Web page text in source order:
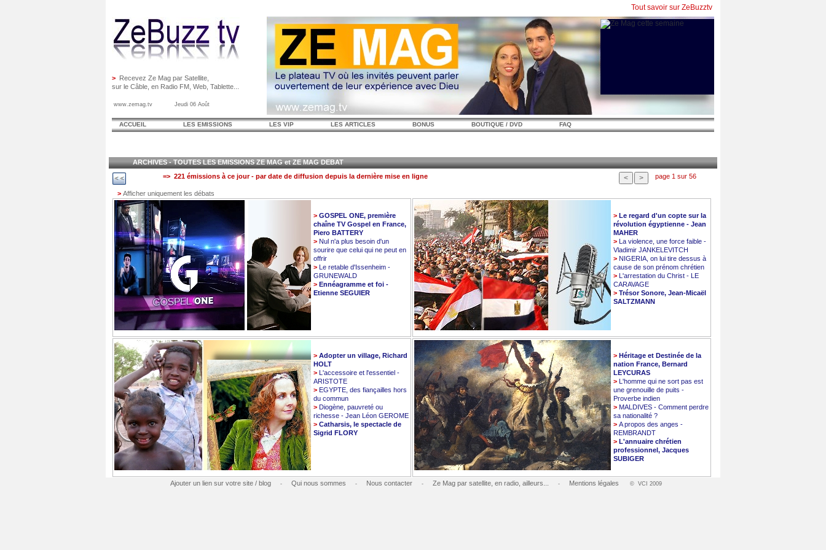
> Recevez Ze Mag par Satellite,
sur le Câble, en Radio FM, Web, Tablette...
www.zemag.tv Jeudi 06 Août
Tout savoir sur ZeBuzztv
ACCUEIL LES EMISSIONS LES VIP LES ARTICLES BONUS BOUTIQUE / DVD FAQ
ARCHIVES - TOUTES LES EMISSIONS ZE MAG et ZE MAG DEBAT
=> 221 émissions à ce jour - par date de diffusion depuis la dernière mise en ligne
page 1 sur 56
> Afficher uniquement les débats
> GOSPEL ONE, première
chaîne TV Gospel en France,
Piero BATTERY
> Nul n'a plus besoin d'un
sourire que celui qui ne peut en
offrir
> Le retable d'Issenheim -
GRUNEWALD
> Ennéagramme et foi -
Etienne SEGUIER
> Le regard d'un copte sur la
révolution égyptienne - Jean
MAHER
> La violence, une force faible -
Vladimir JANKELEVITCH
> NIGERIA, on lui tire dessus à
cause de son prénom chrétien
> L'arrestation du Christ - LE
CARAVAGE
> Trésor Sonore, Jean-Micaël
SALTZMANN
> Adopter un village, Richard
HOLT
> L'accessoire et l'essentiel -
ARISTOTE
> EGYPTE, des fiançailles hors
du commun
> Diogène, pauvreté ou
richesse - Jean Léon GEROME
> Catharsis, le spectacle de
Sigrid FLORY
> Héritage et Destinée de la
nation France, Bernard
LEYCURAS
> L'homme qui ne sort pas est
une grenouille de puits -
Proverbe indien
> MALDIVES - Comment perdre
sa nationalité ?
> A propos des anges -
REMBRANDT
> L'annuaire chrétien
professionnel, Jacques
SUBIGER
Ajouter un lien sur votre site / blog - Qui nous sommes - Nous contacter - Ze Mag par satellite, en radio, ailleurs... - Mentions légales © VCI 2009